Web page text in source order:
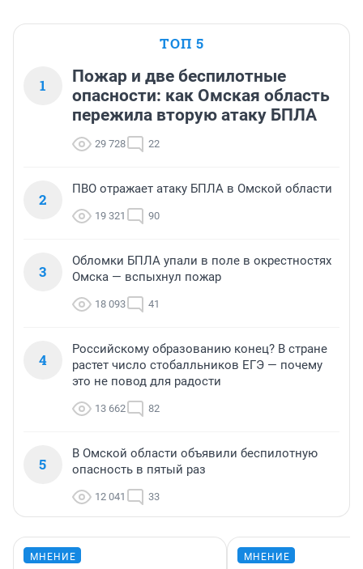
ТОП 5
1
Пожар и две беспилотные
опасности: как Омская область
пережила вторую атаку БПЛА
29 728 22
2
ПВО отражает атаку БПЛА в Омской области
19 321 90
3
Обломки БПЛА упали в поле в окрестностях
Омска — вспыхнул пожар
18 093 41
4
Российскому образованию конец? В стране
растет число стобалльников ЕГЭ — почему
это не повод для радости
13 662 82
5
В Омской области объявили беспилотную
опасность в пятый раз
12 041 33
МНЕНИЕ МНЕНИЕ